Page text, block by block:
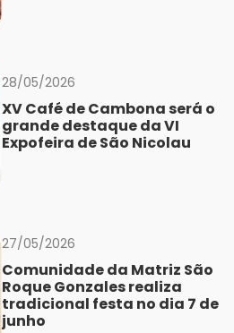
28/05/2026
XV Café de Cambona será o
grande destaque da VI
Expofeira de São Nicolau
27/05/2026
Comunidade da Matriz São
Roque Gonzales realiza
tradicional festa no dia 7 de
junho